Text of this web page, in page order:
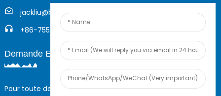
jackliu@boyingcable.com
+86-755-21014277
Demande En Ligne
Pour toute demande de renseignements sur nos produits ou